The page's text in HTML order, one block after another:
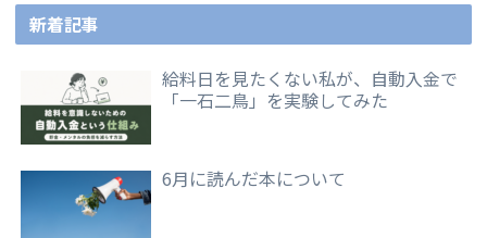
新着記事
給料日を見たくない私が、自動入金で
「一石二鳥」を実験してみた
6月に読んだ本について